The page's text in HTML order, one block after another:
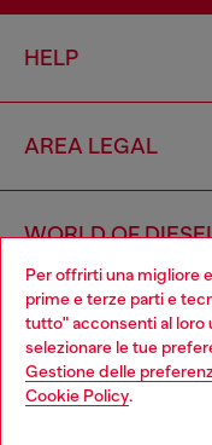
Per offrirti una migliore
prime e terze parti e
tutto" acconsenti al loro
selezionare le tue
Gestione delle
Cookie Policy.
HELP
AREA LEGAL
WORLD OF
CORPORATE
Choose your location
You are currently
may be based in United